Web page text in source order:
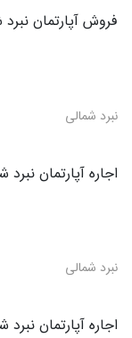
فروش آپارتمان نبرد
نبرد شمالی
اجاره آپارتمان نبرد شمالی
نبرد شمالی
اجاره آپارتمان نبرد شمالی